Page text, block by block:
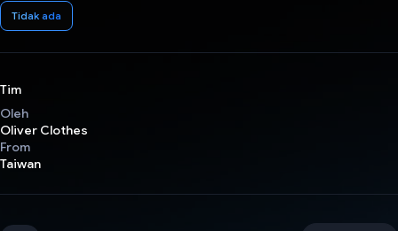
Tidak ada
Tim
Oleh
Oliver Clothes
From
Taiwan